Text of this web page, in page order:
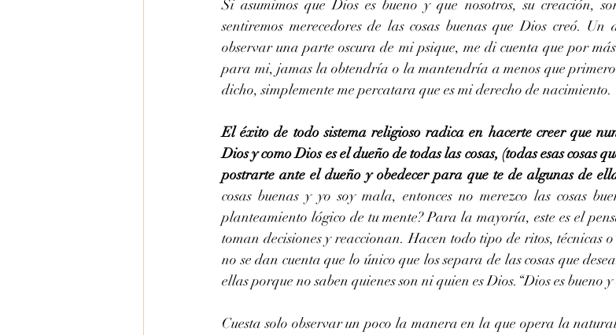
Si asumimos que Dios es bueno y que nosotros, su creación,
sentiremos merecedores de las cosas buenas que Dios creó.
observar una parte oscura de mi psique, me di cuenta que por
para mi, jamas la obtendría o la mantendría a menos que
dicho, simplemente me percatara que es mi derecho de nacimiento.
El éxito de todo sistema religioso radica en hacerte creer que
Dios y como Dios es el dueño de todas las cosas, (todas esas cosas
postrarte ante el dueño y obedecer para que te de algunas de
cosas buenas y yo soy mala, entonces no merezco las cosas
planteamiento lógico de tu mente? Para la mayoría, este es el
toman decisiones y reaccionan. Hacen todo tipo de ritos, técnicas
no se dan cuenta que lo único que los separa de las cosas que
ellas porque no saben quienes son ni quien es Dios.“Dios es bueno y
Cuesta solo observar un poco la manera en la que opera la